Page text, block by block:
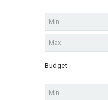
Budget